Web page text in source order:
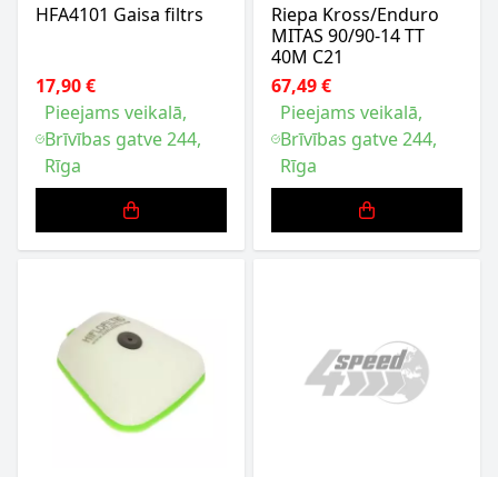
HFA4101 Gaisa filtrs
17,90 €
Pieejams veikalā,
Brīvības gatve 244,
Rīga
Riepa Kross/Enduro
MITAS 90/90-14 TT
40M C21
67,49 €
Pieejams veikalā,
Brīvības gatve 244,
Rīga